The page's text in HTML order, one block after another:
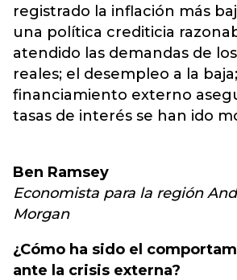
registrado la inflación más
una política crediticia
atendido las demandas de
reales; el desempleo a la
financiamiento externo
tasas de interés se han ido
Ben Ramsey
Economista para la región
Morgan
¿Cómo ha sido el
ante la crisis externa?